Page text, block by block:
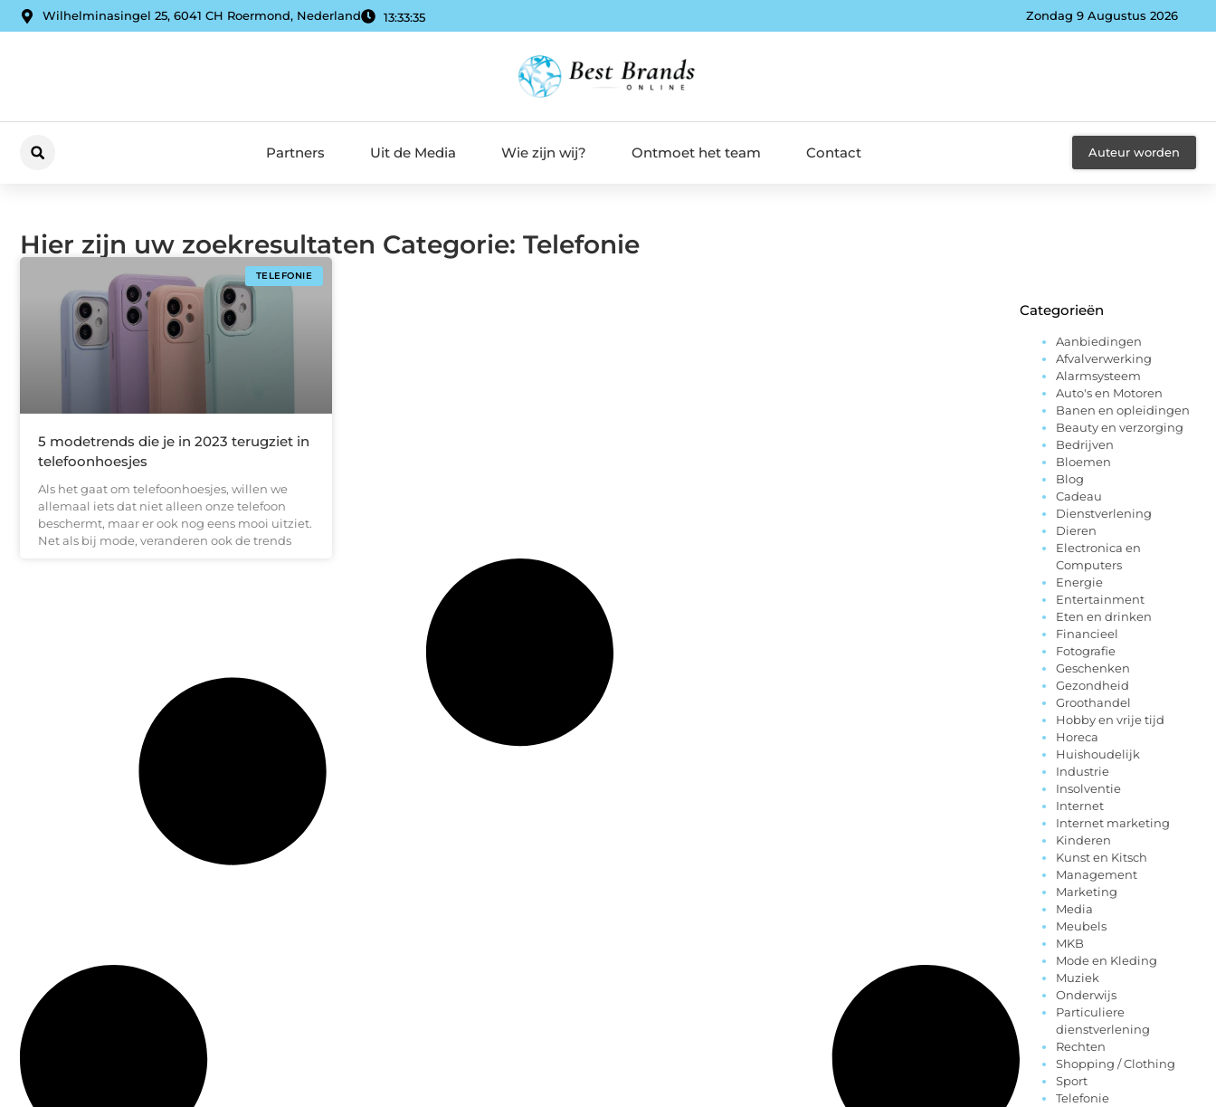
Wilhelminasingel 25, 6041 CH Roermond, Nederland 13:33:35 Zondag 9 Augustus 2026
Partners Uit de Media Wie zijn wij? Ontmoet het team Contact Auteur worden
Hier zijn uw zoekresultaten Categorie: Telefonie
TELEFONIE
5 modetrends die je in 2023 terugziet in
telefoonhoesjes
Als het gaat om telefoonhoesjes, willen we
allemaal iets dat niet alleen onze telefoon
beschermt, maar er ook nog eens mooi uitziet.
Net als bij mode, veranderen ook de trends
Categorieën
Aanbiedingen
Afvalverwerking
Alarmsysteem
Auto's en Motoren
Banen en opleidingen
Beauty en verzorging
Bedrijven
Bloemen
Blog
Cadeau
Dienstverlening
Dieren
Electronica en
Computers
Energie
Entertainment
Eten en drinken
Financieel
Fotografie
Geschenken
Gezondheid
Groothandel
Hobby en vrije tijd
Horeca
Huishoudelijk
Industrie
Insolventie
Internet
Internet marketing
Kinderen
Kunst en Kitsch
Management
Marketing
Media
Meubels
MKB
Mode en Kleding
Muziek
Onderwijs
Particuliere
dienstverlening
Rechten
Shopping / Clothing
Sport
Telefonie